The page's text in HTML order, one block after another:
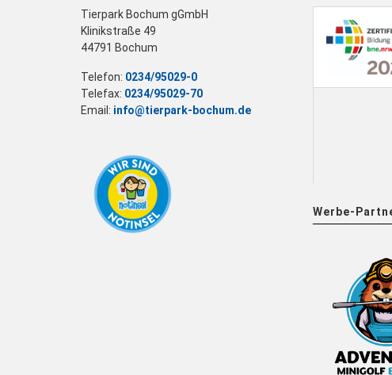
Tierpark Bochum gGmbH
Klinikstraße 49
44791 Bochum
Telefon: 0234/95029-0
Telefax: 0234/95029-70
Email: info@tierpark-bochum.de
Werbe-